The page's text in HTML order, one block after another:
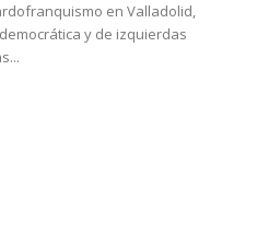
en Valladolid,
y de izquierdas